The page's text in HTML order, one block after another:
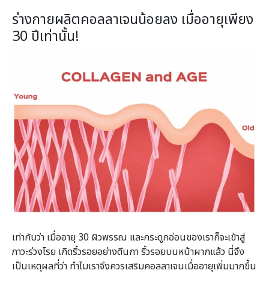
ร่างกายผลิตคอลลาเจนน้อยลง เมื่ออายุเพียง
30 ปีเท่านั้น!
เท่ากับว่า เมื่ออายุ 30 ผิวพรรณ และกระดูกอ่อนของเราก็จะเข้าสู่
ภาวะร่วงโรย เกิดริ้วรอยอย่างตีนกา ริ้วรอยบนหน้าผากแล้ว นี่จึง
เป็นเหตุผลที่ว่า ทำไมเราจึงควรเสริมคอลลาเจนเมื่ออายุเพิ่มมากขึ้น